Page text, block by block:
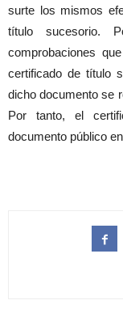
surte los mismos
título sucesorio.
comprobaciones
certificado de título
dicho documento se
Por tanto, el
documento público